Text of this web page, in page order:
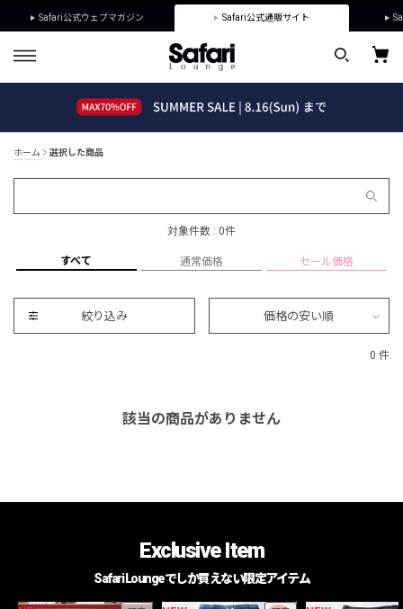
Safari公式ウェブマガジン Safari公式通販サイト
ホーム 選択した商品
対象件数 : 0件
すべて 通常価格 セール価格
絞り込み 価格の安い順
0 件
該当の商品がありません
Exclusive Item
Safari Loungeでしか買えない限定アイテム